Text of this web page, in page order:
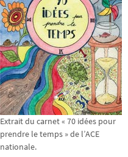
Extrait du carnet « 70 idées pour
prendre le temps » de l’ACE
nationale.